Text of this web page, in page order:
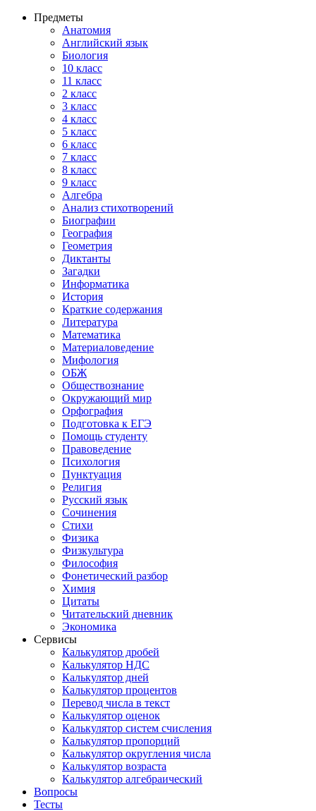
Предметы
Анатомия
Английский язык
Биология
10 класс
11 класс
2 класс
3 класс
4 класс
5 класс
6 класс
7 класс
8 класс
9 класс
Алгебра
Анализ стихотворений
Биографии
География
Геометрия
Диктанты
Загадки
Информатика
История
Краткие содержания
Литература
Математика
Материаловедение
Мифология
ОБЖ
Обществознание
Окружающий мир
Орфография
Подготовка к ЕГЭ
Помощь студенту
Правоведение
Психология
Пунктуация
Религия
Русский язык
Сочинения
Стихи
Физика
Физкультура
Философия
Фонетический разбор
Химия
Цитаты
Читательский дневник
Экономика
Сервисы
Калькулятор дробей
Калькулятор НДС
Калькулятор дней
Калькулятор процентов
Перевод числа в текст
Калькулятор оценок
Калькулятор систем счисления
Калькулятор пропорций
Калькулятор округления числа
Калькулятор возраста
Калькулятор алгебраический
Вопросы
Тесты